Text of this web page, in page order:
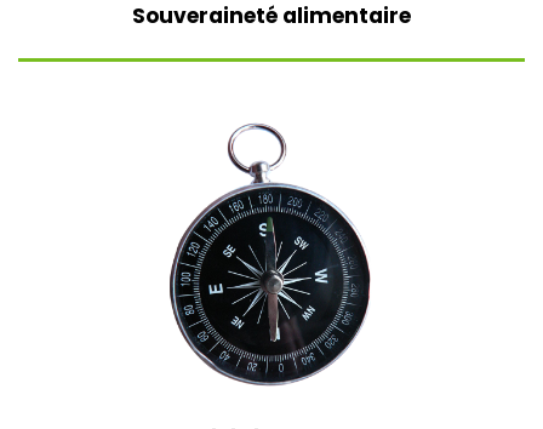
Souveraineté alimentaire